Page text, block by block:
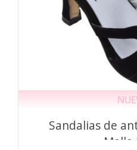
Sandalias de
Mella